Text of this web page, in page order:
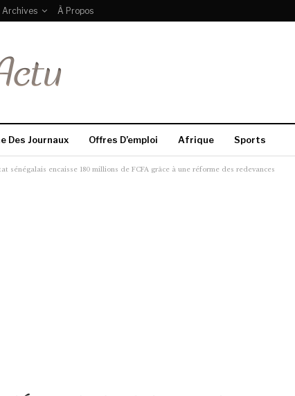
Archives À Propos
Des Journaux Offres D’emploi Afrique Sports
sénégalais encaisse 180 millions de FCFA grâce à une réforme des redevances